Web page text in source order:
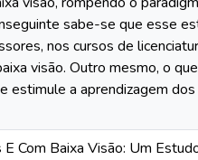
sabe-se que esse
nos cursos de
visão. Outro mesmo, o
estimule a aprendizagem
Com Baixa Visão: Um